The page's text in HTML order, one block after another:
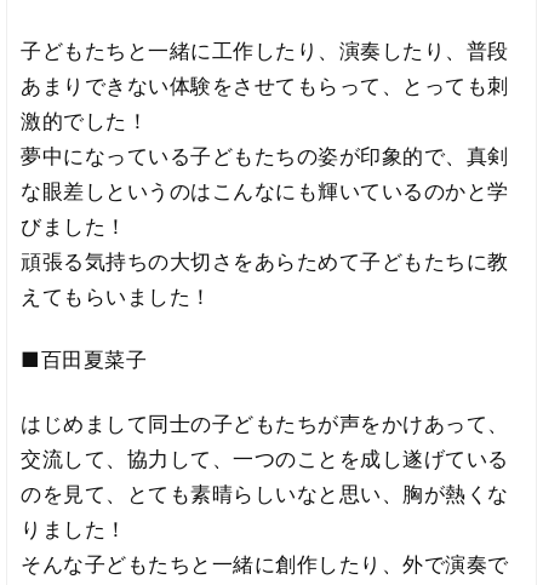
子どもたちと一緒に工作したり、演奏したり、普段
あまりできない体験をさせてもらって、とっても刺
激的でした！
夢中になっている子どもたちの姿が印象的で、真剣
な眼差しというのはこんなにも輝いているのかと学
びました！
頑張る気持ちの大切さをあらためて子どもたちに教
えてもらいました！
■百田夏菜子
はじめまして同士の子どもたちが声をかけあって、
交流して、協力して、一つのことを成し遂げている
のを見て、とても素晴らしいなと思い、胸が熱くな
りました！
そんな子どもたちと一緒に創作したり、外で演奏で